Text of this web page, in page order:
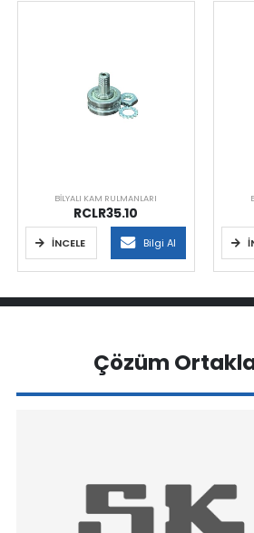
BILYALI KAM RULMANLARI
RCLR35.10
İNCELE Bilgi Al
Çözüm